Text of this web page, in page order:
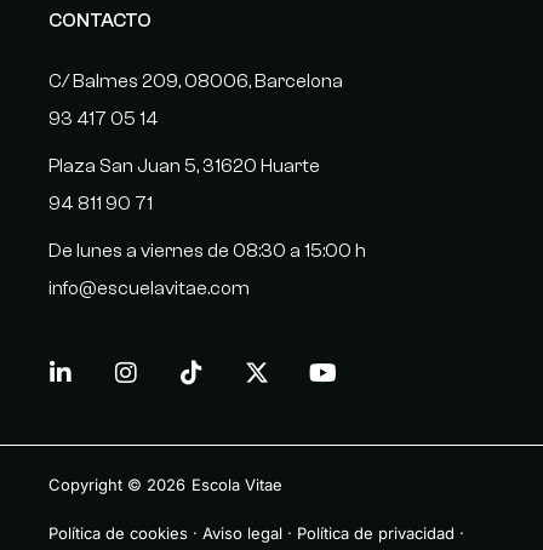
CONTACTO
C/ Balmes 209, 08006, Barcelona
93 417 05 14
Plaza San Juan 5, 31620 Huarte
94 811 90 71
De lunes a viernes de 08:30 a 15:00 h
info@escuelavitae.com
Copyright © 2026 Escola Vitae
Política de cookies · Aviso legal · Política de privacidad ·